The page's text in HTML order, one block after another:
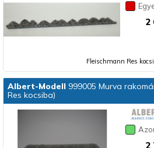
2
Fleischmann Res
Albert-Modell999005 Murva
Res kocsiba)
2